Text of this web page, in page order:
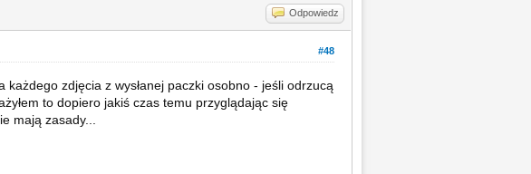
Odpowiedz
#48
zdjęcia z wysłanej paczki osobno - jeśli odrzucą
to dopiero jakiś czas temu przyglądając się
mają zasady...